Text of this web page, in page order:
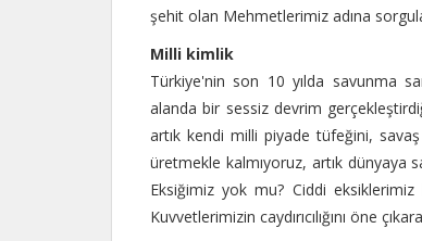
şehit olan Mehmetlerimiz adına
Milli kimlik
Türkiye'nin son 10 yılda savunma
alanda bir sessiz devrim
artık kendi milli piyade tüfeğini,
üretmekle kalmıyoruz, artık dünyaya
Eksiğimiz yok mu? Ciddi
Kuvvetlerimizin caydırıcılığını öne